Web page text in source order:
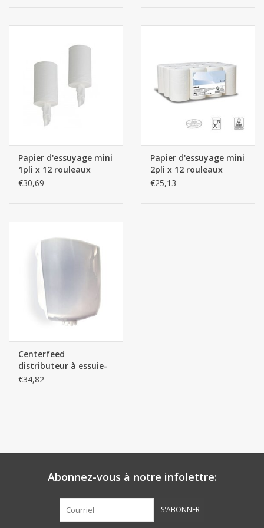
Papier d'essuyage mini
1pli x 12 rouleaux
€30,69
Papier d'essuyage mini
2pli x 12 rouleaux
€25,13
Centerfeed
distributeur à essuie-
mains rouleaux midi
€34,82
Abonnez-vous à notre infolettre:
S'ABONNER